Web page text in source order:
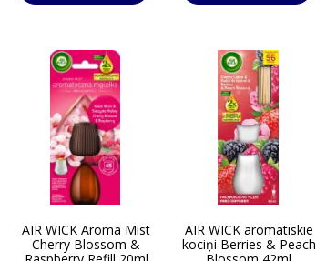
AIR WICK Aroma Mist
Cherry Blossom &
AIR WICK aromātiskie
kociņi Berries & Peach